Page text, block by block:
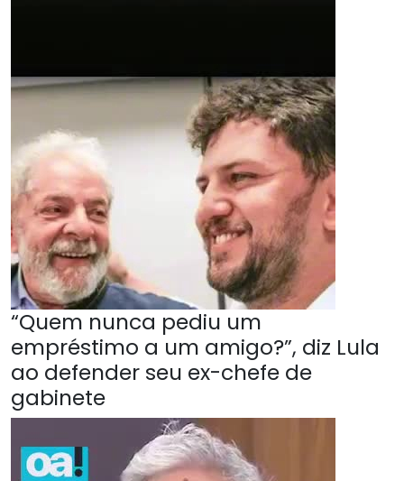
“Quem nunca pediu um
empréstimo a um amigo?”, diz Lula
ao defender seu ex-chefe de
gabinete